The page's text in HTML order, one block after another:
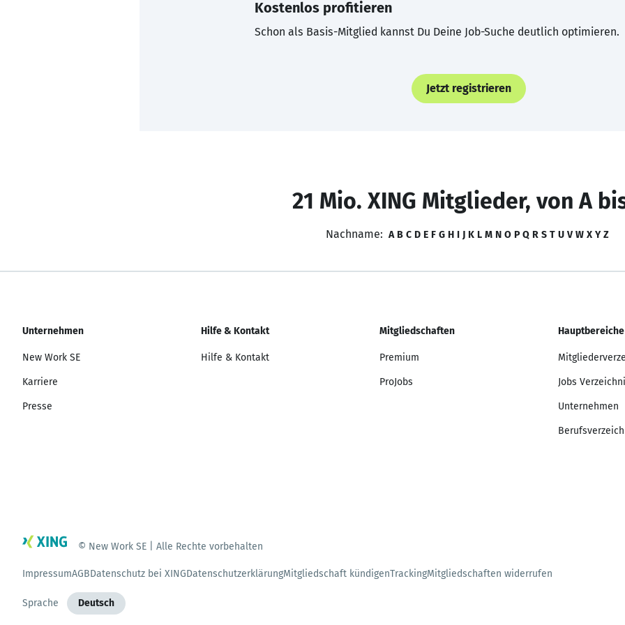
Kostenlos profitieren
Schon als Basis-Mitglied kannst Du Deine Job-Suche deutlich optimieren.
Jetzt registrieren
21 Mio. XING Mitglieder, von A
Nachname: A B C D E F G H I J K L M N O P Q R S T U V W X Y Z
Unternehmen
New Work SE
Karriere
Presse
Hilfe & Kontakt
Hilfe & Kontakt
Mitgliedschaften
Premium
ProJobs
Hauptbereiche
Jobs
Unternehmen
© New Work SE | Alle Rechte vorbehalten
ImpressumAGBDatenschutz bei XINGDatenschutzerklärungMitgliedschaft kündigenTrackingMitgliedschaften widerrufen
Sprache Deutsch